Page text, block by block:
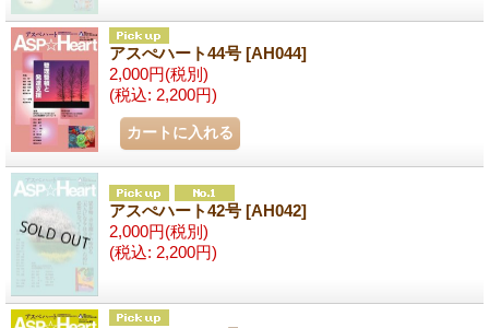
アスぺハート44号 [AH044]
2,000円(税別)
(税込: 2,200円)
アスぺハート42号 [AH042]
2,000円(税別)
(税込: 2,200円)